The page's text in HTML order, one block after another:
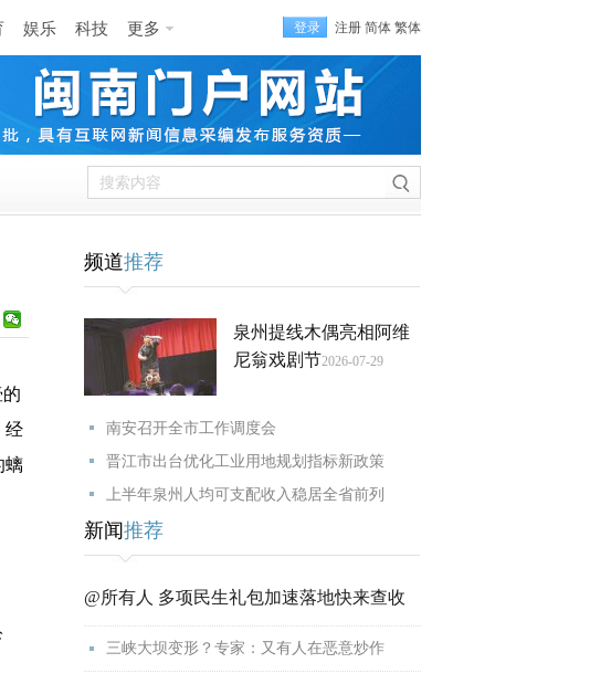
娱乐 科技 更多 登录 注册 简体 繁体
经
螭
频道推荐
泉州提线木偶亮相阿维
尼翁戏剧节2026-07-29
南安召开全市工作调度会
晋江市出台优化工业用地规划指标新政策
上半年泉州人均可支配收入稳居全省前列
新闻推荐
@所有人 多项民生礼包加速落地快来查收
三峡大坝变形？专家：又有人在恶意炒作